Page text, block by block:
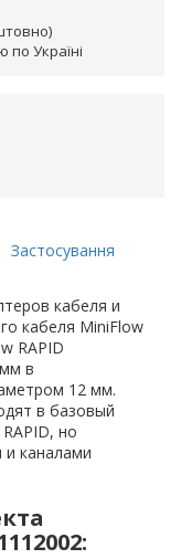
Україні
Застосування
кабеля и
кабеля MiniFlow
RAPID
в
12 мм.
в базовый
но
каналами